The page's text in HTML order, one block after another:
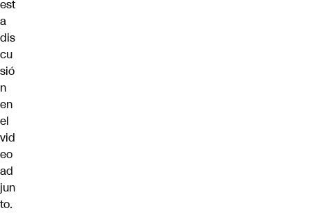
est
a
dis
cu
sió
n
en
el
vid
eo
ad
jun
to.